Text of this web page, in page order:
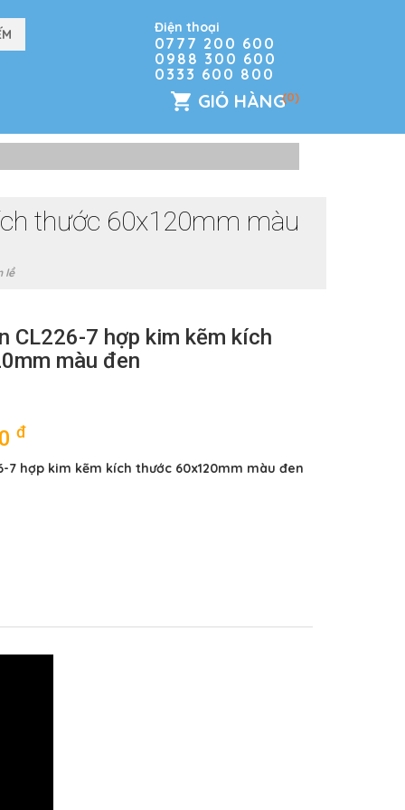
Điện thoại
0777 200 600
0988 300 600
0333 600 800
GIỎ HÀNG(0)
thước 60x120mm màu
lề
CL226-7 hợp kim kẽm kích
màu đen
đ
7 hợp kim kẽm kích thước 60x120mm màu đen